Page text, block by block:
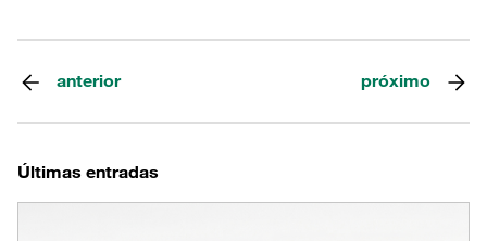
anterior próximo
Últimas entradas